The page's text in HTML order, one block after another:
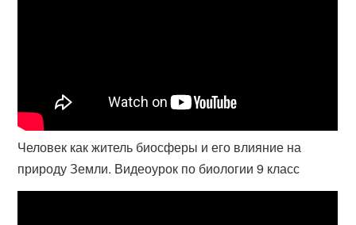
Человек как житель биосферы и его влияние на
природу Земли. Видеоурок по биологии 9 класс